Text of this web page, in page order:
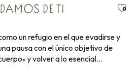
DE TI
un refugio en el que evadirse y
pausa con el único objetivo de
y volver a lo esencial…